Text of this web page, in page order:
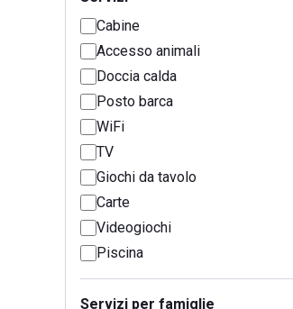
Cabine
Accesso animali
Doccia calda
Posto barca
WiFi
TV
Giochi da tavolo
Carte
Videogiochi
Piscina
Servizi per famiglie